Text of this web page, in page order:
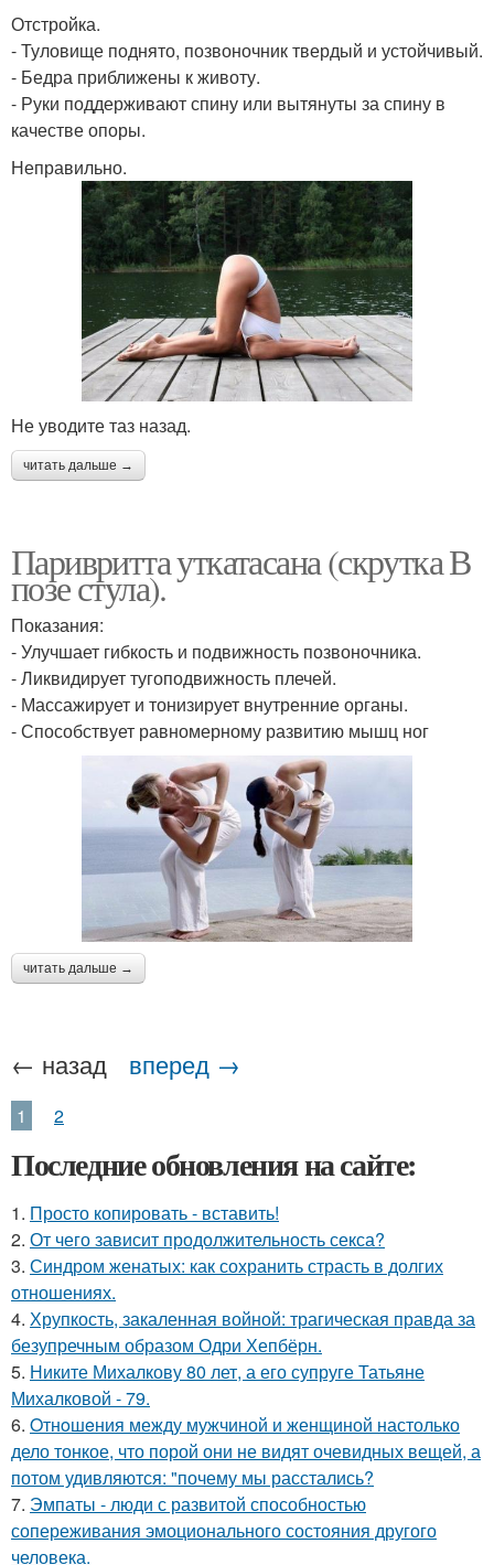
Отстройка.
- Туловище поднято, позвоночник твердый и устойчивый.
- Бедра приближены к животу.
- Руки поддерживают спину или вытянуты за спину в
качестве опоры.
Неправильно.
Не уводите таз назад.
читать дальше →
Паривритта уткатасана (скрутка В
позе стула).
Показания:
- Улучшает гибкость и подвижность позвоночника.
- Ликвидирует тугоподвижность плечей.
- Массажирует и тонизирует внутренние органы.
- Способствует равномерному развитию мышц ног
читать дальше →
← назад вперед →
1 2
Последние обновления на сайте:
1. Просто копировать - вставить!
2. От чего зависит продолжительность секса?
3. Синдром женатых: как сохранить страсть в долгих
отношениях.
4. Хрупкость, закаленная войной: трагическая правда за
безупречным образом Одри Хепбёрн.
5. Никите Михалкову 80 лет, а его супруге Татьяне
Михалковой - 79.
6. Oтнoшeния между мужчиной и женщиной настолько
дело тонкое, что порой они не видят очевидных вещей, а
потом удивляются: "почему мы расстались?
7. Эмпаты - люди с развитой способностью
сопереживания эмоционального состояния другого
человека.